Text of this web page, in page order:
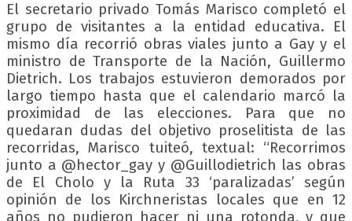
El secretario privado Tomás Marisco completó el
grupo de visitantes a la entidad educativa. El
mismo día recorrió obras viales junto a Gay y el
ministro de Transporte de la Nación, Guillermo
Dietrich. Los trabajos estuvieron demorados por
largo tiempo hasta que el calendario marcó la
proximidad de las elecciones. Para que no
quedaran dudas del objetivo proselitista de las
recorridas, Marisco tuiteó, textual: “Recorrimos
junto a @hector_gay y @Guillodietrich las obras
de El Cholo y la Ruta 33 ‘paralizadas’ según
opinión de los Kirchneristas locales que en 12
años no pudieron hacer ni una rotonda, y que